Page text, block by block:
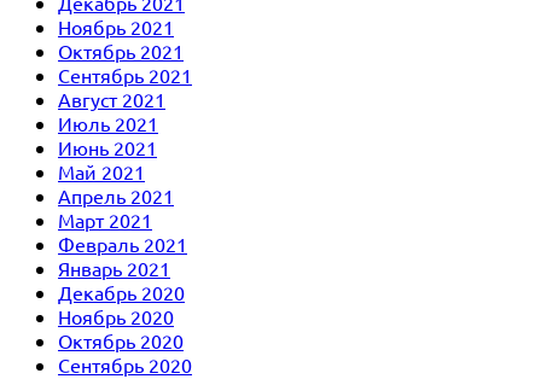
Ноябрь 2021
Октябрь 2021
Сентябрь 2021
Август 2021
Июль 2021
Июнь 2021
Май 2021
Апрель 2021
Март 2021
Февраль 2021
Январь 2021
Декабрь 2020
Ноябрь 2020
Октябрь 2020
Сентябрь 2020